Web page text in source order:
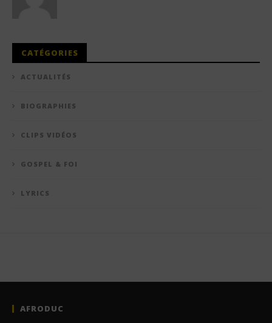
CATÉGORIES
ACTUALITÉS
BIOGRAPHIES
CLIPS VIDÉOS
GOSPEL & FOI
LYRICS
AFRODUC